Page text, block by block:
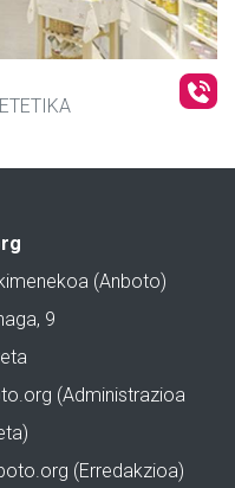
(Anboto)
9
(Administrazioa
(Erredakzioa)